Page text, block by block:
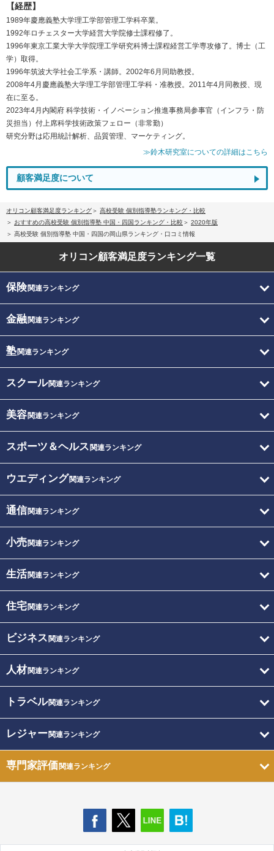
【経歴】
1989年慶應義塾大学理工学部管理工学科卒業。
1992年ロチェスター大学経営大学院修士課程修了。
1996年東京工業大学大学院理工学研究科博士課程経営工学専攻修了。博士（工
学）取得。
1996年筑波大学社会工学系・講師。2002年6月同助教授。
2008年4月慶應義塾大学理工学部管理工学科・准教授。2011年4月同教授、現
在に至る。
2023年4月内閣府 科学技術・イノベーション推進事務局参事官（インフラ・防
災担当）付上席科学技術政策フェロー（非常勤）
研究分野は応用統計解析、品質管理、マーケティング。
≫鈴木研究室についての詳細はこちら
顧客満足度について
オリコン顧客満足度ランキング
高校受験 個別指導塾ランキング・比較
おすすめの高校受験 個別指導塾 中国・四国ランキング・比較
2020年版
高校受験 個別指導塾 中国・四国の岡山県ランキング・口コミ情報
オリコン顧客満足度ランキング一覧
保険関連ランキング
金融関連ランキング
塾関連ランキング
スクール関連ランキング
美容関連ランキング
スポーツ＆ヘルス 関連ランキング
ウエディング関連ランキング
通信関連ランキング
小売関連ランキング
生活関連ランキング
住宅関連ランキング
ビジネス 関連ランキング
人材関連ランキング
トラベル関連ランキング
レジャー関連ランキング
専門家評価関連ランキング